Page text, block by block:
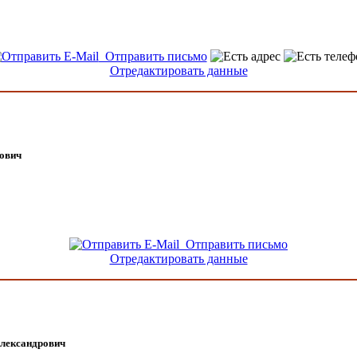
Отправить письмо
Отредактировать данные
Отправить письмо
Отредактировать данные